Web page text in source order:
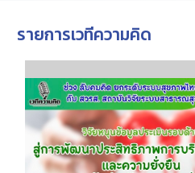
รายการเวทีความคิด